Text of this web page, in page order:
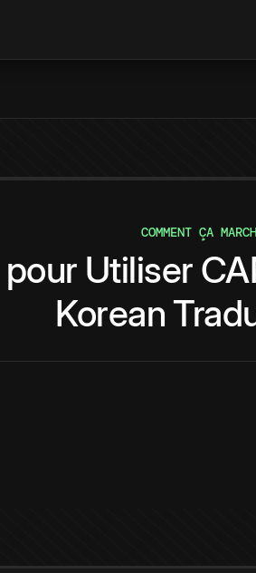
COMMENT ÇA
pour Utiliser
Korean